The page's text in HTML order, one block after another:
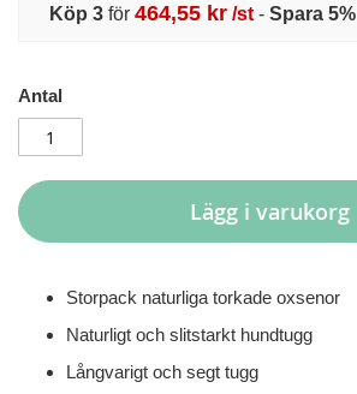
Köp 3 för 464,55 kr /st - Spara 5%
Antal
Lägg i varukorg
Storpack naturliga torkade oxsenor
Naturligt och slitstarkt hundtugg
Långvarigt och segt tugg